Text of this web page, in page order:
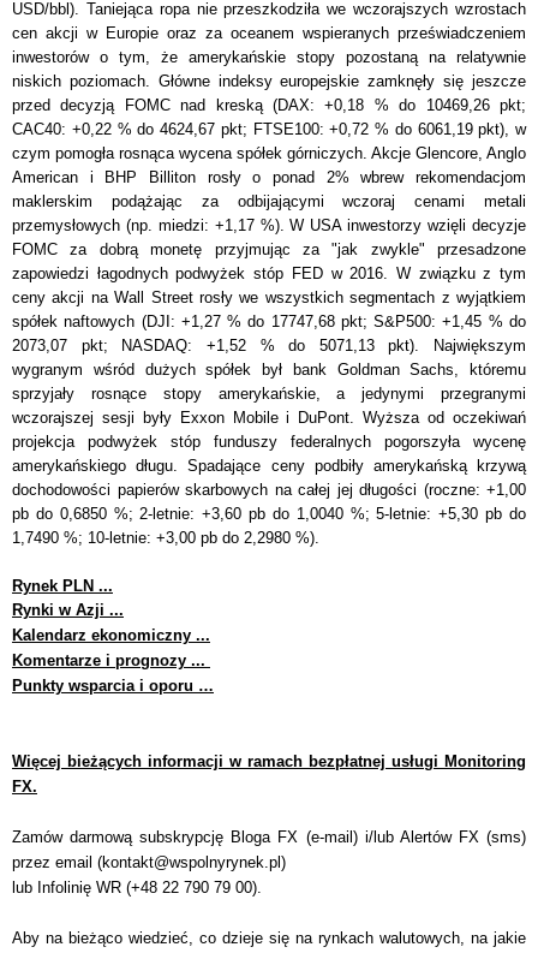
USD/bbl). Taniejąca ropa nie przeszkodziła we wczorajszych wzrostach
cen akcji w Europie oraz za oceanem wspieranych przeświadczeniem
inwestorów o tym, że amerykańskie stopy pozostaną na relatywnie
niskich poziomach. Główne indeksy europejskie zamknęły się jeszcze
przed decyzją FOMC nad kreską (DAX: +0,18 % do 10469,26 pkt;
CAC40: +0,22 % do 4624,67 pkt; FTSE100: +0,72 % do 6061,19 pkt), w
czym pomogła rosnąca wycena spółek górniczych. Akcje Glencore, Anglo
American i BHP Billiton rosły o ponad 2% wbrew rekomendacjom
maklerskim podążając za odbijającymi wczoraj cenami metali
przemysłowych (np. miedzi: +1,17 %). W USA inwestorzy wzięli decyzje
FOMC za dobrą monetę przyjmując za "jak zwykle" przesadzone
zapowiedzi łagodnych podwyżek stóp FED w 2016. W związku z tym
ceny akcji na Wall Street rosły we wszystkich segmentach z wyjątkiem
spółek naftowych (DJI: +1,27 % do 17747,68 pkt; S&P500: +1,45 % do
2073,07 pkt; NASDAQ: +1,52 % do 5071,13 pkt). Największym
wygranym wśród dużych spółek był bank Goldman Sachs, któremu
sprzyjały rosnące stopy amerykańskie, a jedynymi przegranymi
wczorajszej sesji były Exxon Mobile i DuPont. Wyższa od oczekiwań
projekcja podwyżek stóp funduszy federalnych pogorszyła wycenę
amerykańskiego długu. Spadające ceny podbiły amerykańską krzywą
dochodowości papierów skarbowych na całej jej długości (roczne: +1,00
pb do 0,6850 %; 2-letnie: +3,60 pb do 1,0040 %; 5-letnie: +5,30 pb do
1,7490 %; 10-letnie: +3,00 pb do 2,2980 %).
Rynek PLN ...
Rynki w Azji ...
Kalendarz ekonomiczny ...
Komentarze i prognozy ...
Punkty wsparcia i oporu …
Więcej bieżących informacji w ramach bezpłatnej usługi Monitoring
FX.
Zamów darmową subskrypcję Bloga FX (e-mail) i/lub Alertów FX (sms)
przez email (kontakt@wspolnyrynek.pl )
lub Infolinię WR (+48 22 790 79 00).
Aby na bieżąco wiedzieć, co dzieje się na rynkach walutowych, na jakie